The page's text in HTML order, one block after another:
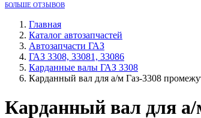
БОЛЬШЕ ОТЗЫВОВ
Главная
Каталог автозапчастей
Автозапчасти ГАЗ
ГАЗ 3308, 33081, 33086
Карданные валы ГАЗ 3308
Карданный вал для а/м Газ-3308
Карданный вал для